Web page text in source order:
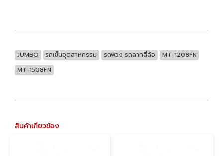
JUMBO รถเข็นอุตสาหกรรม รถพ่วง รถลากสี่ล้อ
MT-1208FN
MT-1508FN
สินค้าเกี่ยวข้อง